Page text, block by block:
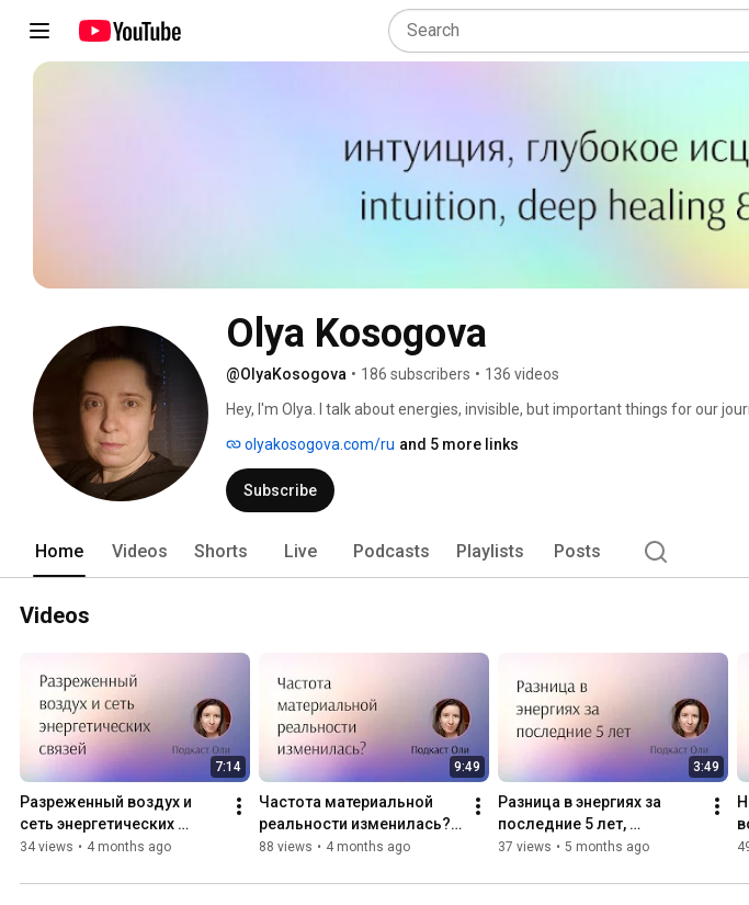
Olya Kosogova
@OlyaKosogova • 186 subscribers • 136 videos
Hey, I'm Olya. I talk about energies, invisible, but important things for our
olyakosogova.com/ru and 5 more links
Subscribe
Home Videos Shorts Live Podcasts Playlists Posts
Videos
7:14
Разреженный воздух и
сеть энергетических
связей - Подкаст Оли
34 views • 4 months ago
9:49
Частота материальной
реальности изменилась? -
Подкаст Оли
88 views • 4 months ago
3:49
Разница в энергиях за
последние 5 лет,
возвращайтесь к энергии
37 views • 5 months ago